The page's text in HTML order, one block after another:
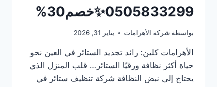
0505833299✨خصم30%
بواسطة شركة الأهرامات يناير 31, 2026
الأهرامات كلين: رائد تجديد الستائر في العين نحو
حياة أكثر نظافة ورقيًا الستائر… قلب المنزل الذي
يحتاج إلى نبض النظافة شركة تنظيف ستائر في